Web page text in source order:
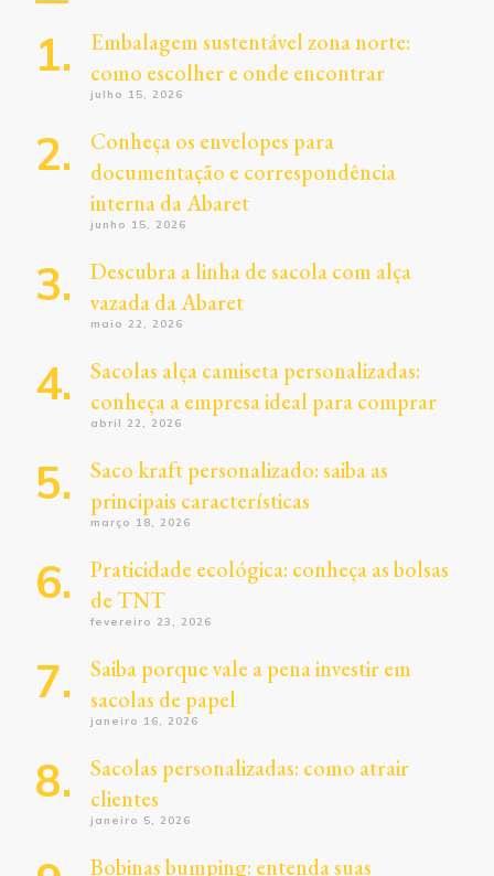
Embalagem sustentável zona norte:
como escolher e onde encontrar
julho 15, 2026
Conheça os envelopes para
documentação e correspondência
interna da Abaret
junho 15, 2026
Descubra a linha de sacola com alça
vazada da Abaret
maio 22, 2026
Sacolas alça camiseta personalizadas:
conheça a empresa ideal para comprar
abril 22, 2026
Saco kraft personalizado: saiba as
principais características
março 18, 2026
Praticidade ecológica: conheça as bolsas
de TNT
fevereiro 23, 2026
Saiba porque vale a pena investir em
sacolas de papel
janeiro 16, 2026
Sacolas personalizadas: como atrair
clientes
janeiro 5, 2026
Bobinas bumping: entenda suas